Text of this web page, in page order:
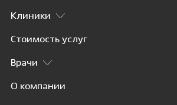
Клиники
Стоимость услуг
Врачи
О компании